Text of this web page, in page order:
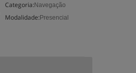
Categoria: Navegação
Modalidade: Presencial